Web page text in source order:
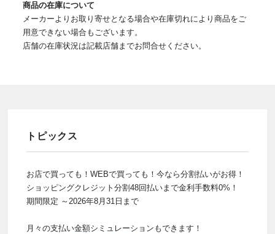
商品の在庫について
メーカーよりお取り寄せとなる場合や在庫切れにより商品をご
用意できない場合もございます。
店舗の在庫状況は記載店舗までお問合せください。
トピックス
お店で買っても！WEBで買っても！今なら分割払いがお得！
ショッピングクレジット分割48回払いまで金利手数料0%！
期間限定 ～2026年8月31日まで
月々の支払い金額シミュレーションもできます！